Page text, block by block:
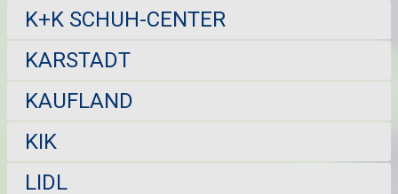
K+K SCHUH-CENTER
KARSTADT
KAUFLAND
KIK
LIDL